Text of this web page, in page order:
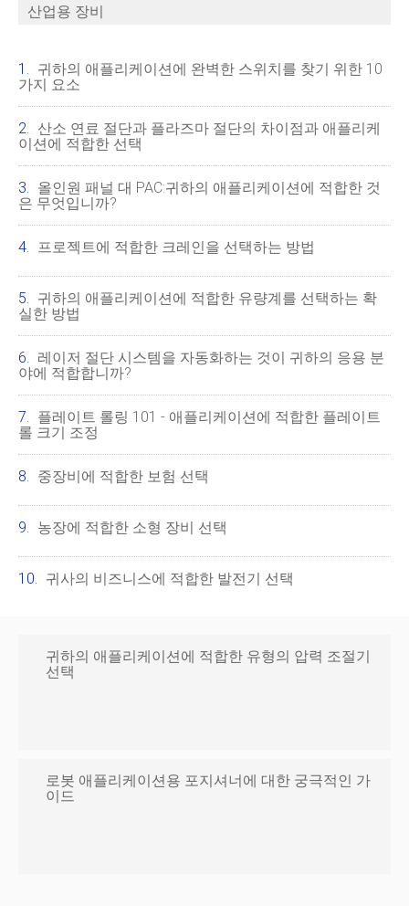
산업용 장비
귀하의 애플리케이션에 완벽한 스위치를 찾기 위한 10
가지 요소
산소 연료 절단과 플라즈마 절단의 차이점과 애플리케
이션에 적합한 선택
올인원 패널 대 PAC:귀하의 애플리케이션에 적합한 것
은 무엇입니까?
프로젝트에 적합한 크레인을 선택하는 방법
귀하의 애플리케이션에 적합한 유량계를 선택하는 확
실한 방법
레이저 절단 시스템을 자동화하는 것이 귀하의 응용 분
야에 적합합니까?
플레이트 롤링 101 - 애플리케이션에 적합한 플레이트
롤 크기 조정
중장비에 적합한 보험 선택
농장에 적합한 소형 장비 선택
귀사의 비즈니스에 적합한 발전기 선택
귀하의 애플리케이션에 적합한 유형의 압력 조절기
선택
로봇 애플리케이션용 포지셔너에 대한 궁극적인 가
이드